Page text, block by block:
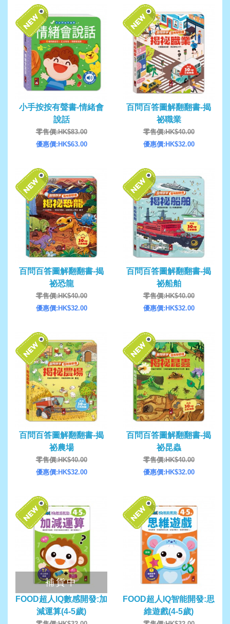
小手按按有聲書-情緒會
說話
零售價:HK$83.00
優惠價:HK$63.00
百問百答圖解翻翻書-揭
祕職業
零售價:HK$40.00
優惠價:HK$32.00
百問百答圖解翻翻書-揭
祕恐龍
零售價:HK$40.00
優惠價:HK$32.00
百問百答圖解翻翻書-揭
祕船舶
零售價:HK$40.00
優惠價:HK$32.00
百問百答圖解翻翻書-揭
祕農場
零售價:HK$40.00
優惠價:HK$32.00
百問百答圖解翻翻書-揭
祕昆蟲
零售價:HK$40.00
優惠價:HK$32.00
補貨中
FOOD超人IQ數感開發:加
減運算(4-5歲)
FOOD超人IQ智能開發:思
維遊戲(4-5歲)